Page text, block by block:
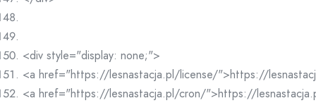
<div style="display: none;">
<a href="https://lesnastacja.pl/license/">https://
<a href="https://lesnastacja.pl/cron/">https://